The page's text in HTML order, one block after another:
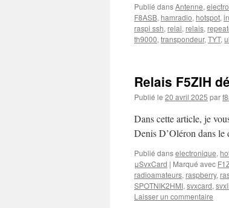
Publié dansAntenne,
F8ASB, hamradio, hotspot,
raspi ssh, relai, relais,
th9000, transpondeur, TYT,
Relais F5ZIH
Publié le 20 avril 2025 par
Dans cette article, je
Denis D’Oléron dans le
Publié danselectronique,
μSvxCard | Marqué avec
radioamateurs, raspberry,
SPOTNIK2HMI, svxcard,
Laisser un commentaire